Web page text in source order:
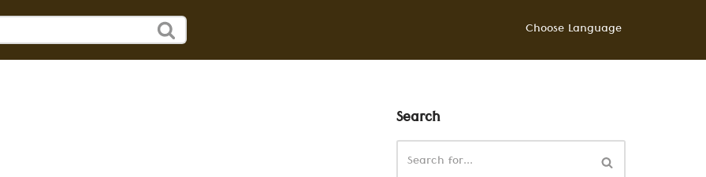
Choose Language
Search